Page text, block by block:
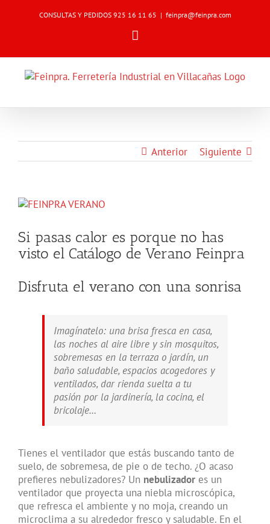
CONSULTAS Y PEDIDOS 925 16 11 65 | feinpra@feinpra.com
Anterior Siguiente
Ver
más
grande
Si pasas calor es porque no has
visto el Catálogo de Verano Feinpra
Disfruta el verano con una sonrisa
Imagínatelo: una brisa fresca en casa,
las noches al aire libre y sin mosquitos,
sobremesas en la terraza o jardín, un
baño saludable, espacios acogedores y
ventilados, dar rienda suelta a tu
pasión por la jardinería, la cocina, el
bricolaje…
Tienes el ventilador que estás buscando tanto de
suelo, de sobremesa, de pie o de techo. ¿O acaso
prefieres nebulizadores? Un nebulizador es un
ventilador que proyecta una niebla microscópica,
que refresca el ambiente y no moja, creando un
microclima a su alrededor fresco y saludable. En el